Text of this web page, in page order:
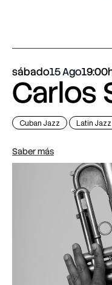
sábado15 Ago
Carlos
Cuban Jazz Latin Jazz
Saber más